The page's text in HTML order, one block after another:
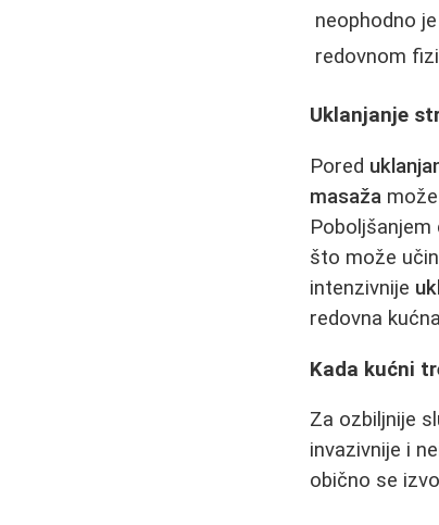
neophodno
redovnom
Uklanjanje
Pored
masaža
što može
intenzivnije
redovna
Kada kućni
Za ozbiljnije
invazivnije i
obično se